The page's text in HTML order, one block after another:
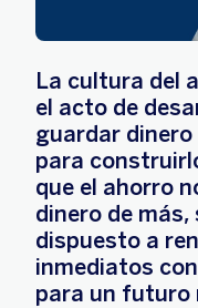
La cultura del
el acto de
guardar dinero
para
que el ahorro
dinero de
dispuesto a
inmediatos
para un futuro